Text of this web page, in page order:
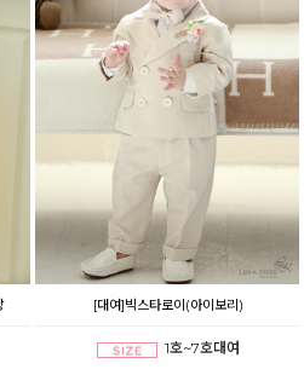
[대여]빅스타로이(아이보리)
1호~7호대여